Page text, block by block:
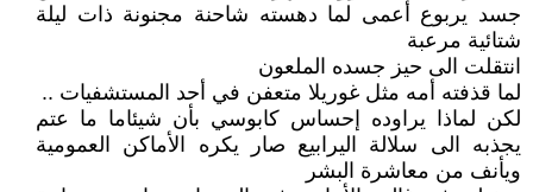
جسد يربوع أعمى لما دهسته شاحنة مجنونة ذات ليلة
شتائية مرعبة
انتقلت الى حيز جسده الملعون
لما قذفته أمه مثل غوريلا متعفن في أحد المستشفيات ..
لكن لماذا يراوده إحساس كابوسي بأن شيئاما ما عتم
يجذبه الى سلالة اليرابيع صار يكره الأماكن العمومية
ويأنف من معاشرة البشر